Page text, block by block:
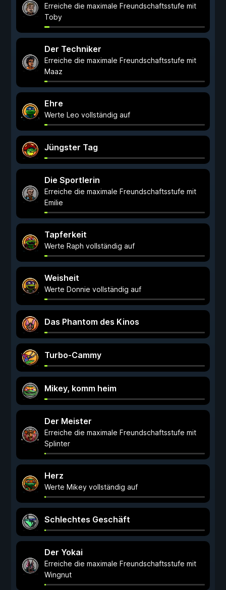
Erreiche die maximale Freundschaftsstufe mit
Toby
Der Techniker
Erreiche die maximale Freundschaftsstufe mit
Maaz
Ehre
Werte Leo vollständig auf
Jüngster Tag
Die Sportlerin
Erreiche die maximale Freundschaftsstufe mit
Emilie
Tapferkeit
Werte Raph vollständig auf
Weisheit
Werte Donnie vollständig auf
Das Phantom des Kinos
Turbo-Cammy
Mikey, komm heim
Der Meister
Erreiche die maximale Freundschaftsstufe mit
Splinter
Herz
Werte Mikey vollständig auf
Schlechtes Geschäft
Der Yokai
Erreiche die maximale Freundschaftsstufe mit
Wingnut